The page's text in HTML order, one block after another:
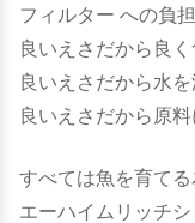
フィルター への負
良いえさだから良
良いえさだから水
良いえさだから原
すべては魚を育て
エーハイムリッチ